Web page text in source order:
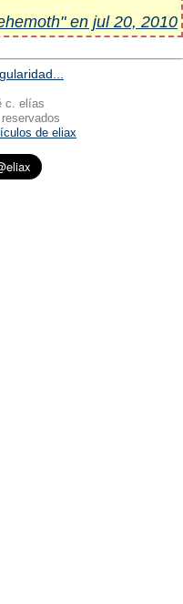
en jul 20, 2010
c. elías
de eliax